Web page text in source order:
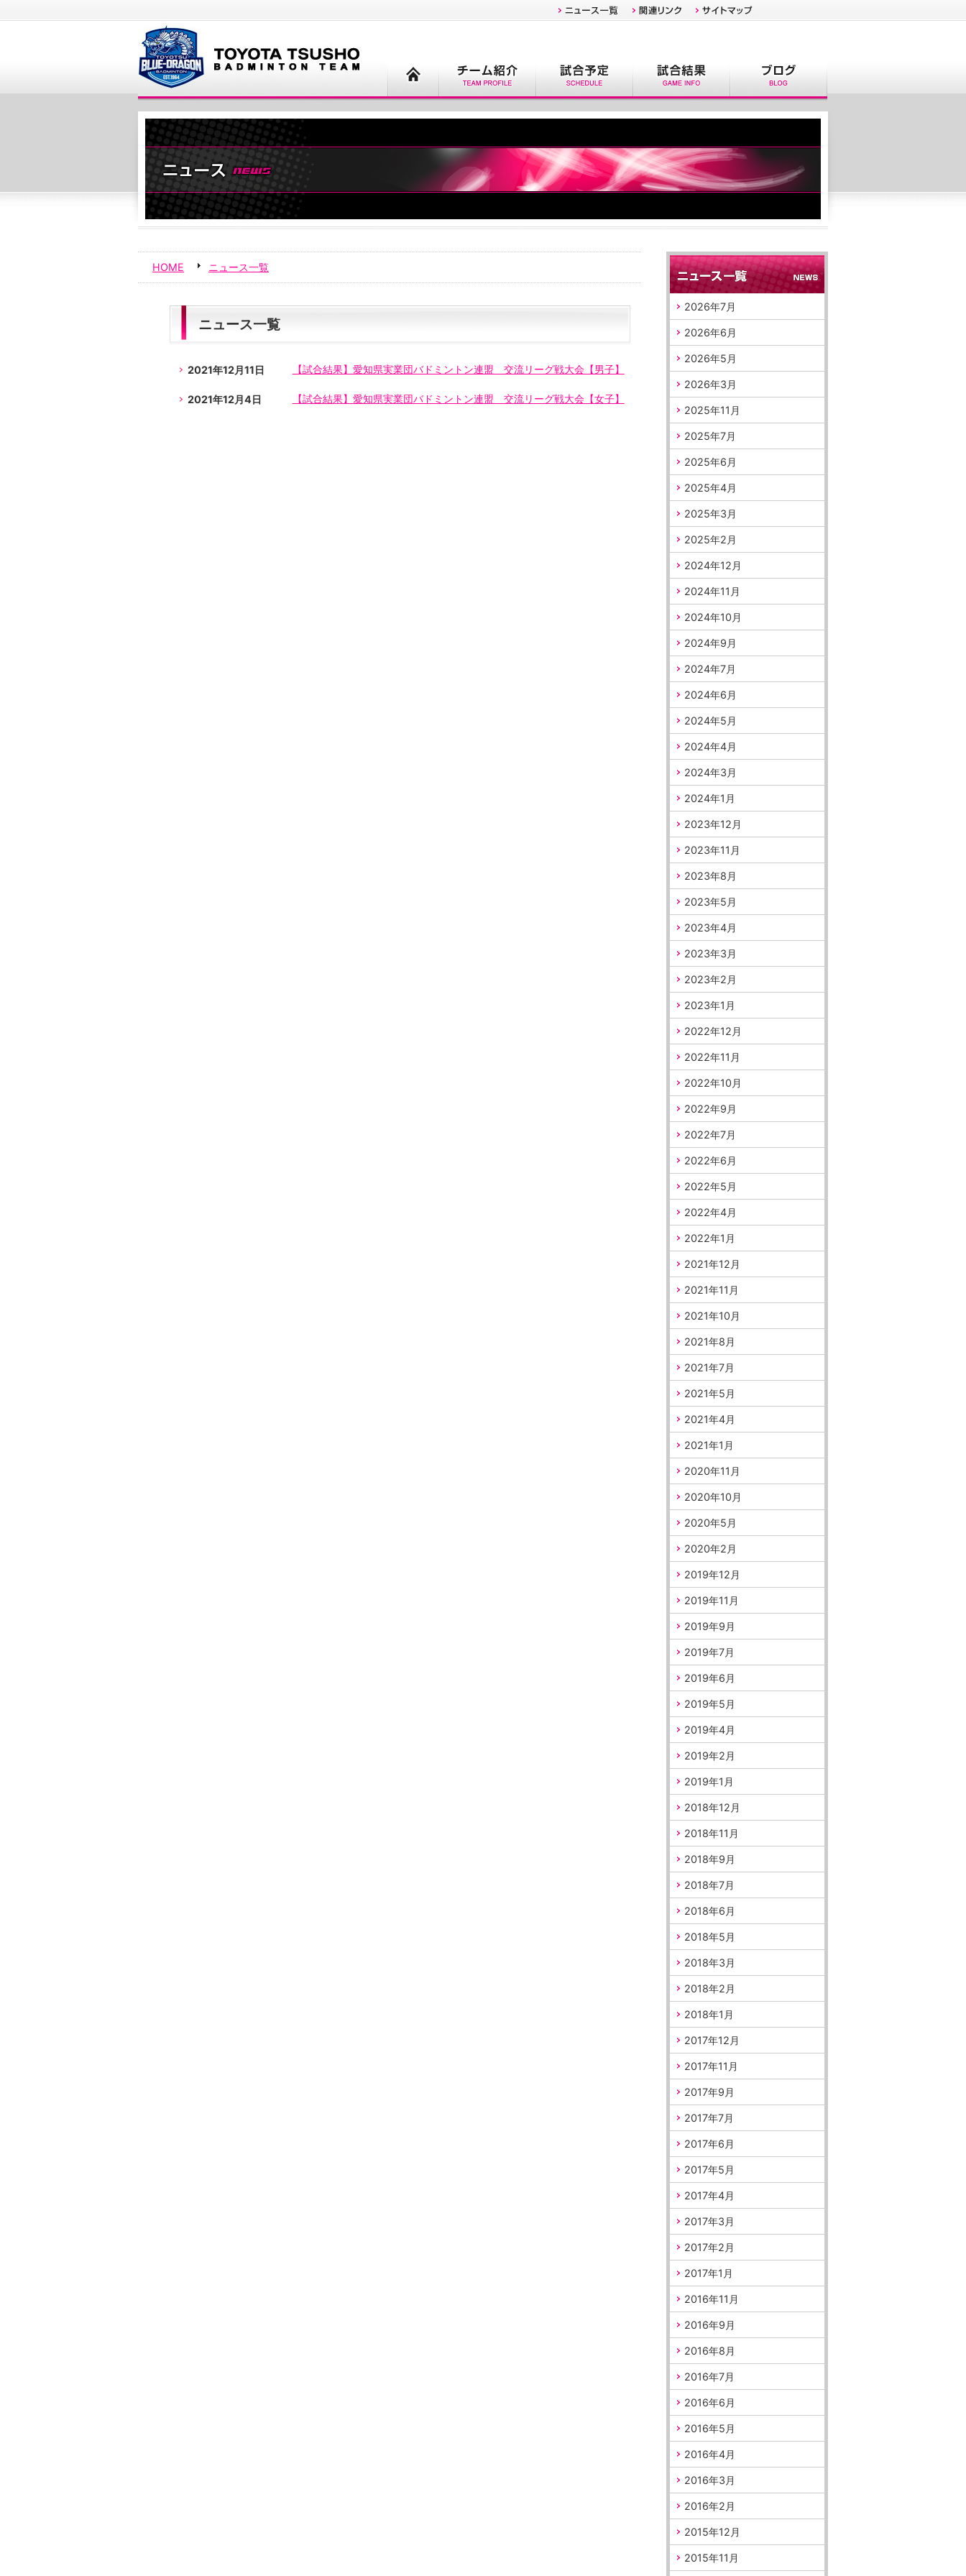
HOME ニュース一覧
ニュース一覧
2021年12月11日 【試合結果】愛知県実業団バドミントン連盟 交流リーグ戦大会【男子】
2021年12月4日 【試合結果】愛知県実業団バドミントン連盟 交流リーグ戦大会【女子】
2026年7月
2026年6月
2026年5月
2026年3月
2025年11月
2025年7月
2025年6月
2025年4月
2025年3月
2025年2月
2024年12月
2024年11月
2024年10月
2024年9月
2024年7月
2024年6月
2024年5月
2024年4月
2024年3月
2024年1月
2023年12月
2023年11月
2023年8月
2023年5月
2023年4月
2023年3月
2023年2月
2023年1月
2022年12月
2022年11月
2022年10月
2022年9月
2022年7月
2022年6月
2022年5月
2022年4月
2022年1月
2021年12月
2021年11月
2021年10月
2021年8月
2021年7月
2021年5月
2021年4月
2021年1月
2020年11月
2020年10月
2020年5月
2020年2月
2019年12月
2019年11月
2019年9月
2019年7月
2019年6月
2019年5月
2019年4月
2019年2月
2019年1月
2018年12月
2018年11月
2018年9月
2018年7月
2018年6月
2018年5月
2018年3月
2018年2月
2018年1月
2017年12月
2017年11月
2017年9月
2017年7月
2017年6月
2017年5月
2017年4月
2017年3月
2017年2月
2017年1月
2016年11月
2016年9月
2016年8月
2016年7月
2016年6月
2016年5月
2016年4月
2016年3月
2016年2月
2015年12月
2015年11月